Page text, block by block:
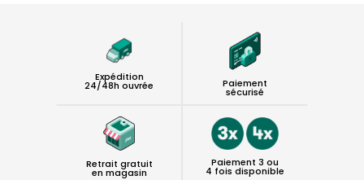
Expédition
24/48h ouvrée Paiement
sécurisé
Retrait gratuit
en magasin
Paiement 3 ou
4 fois disponible